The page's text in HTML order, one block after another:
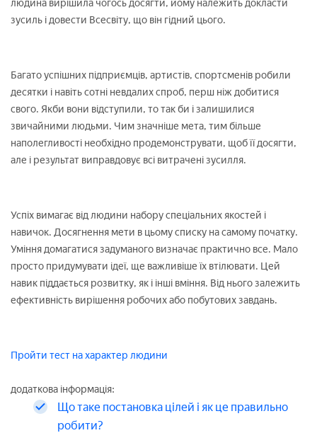
людина вирішила чогось досягти, йому належить докласти
зусиль і довести Всесвіту, що він гідний цього.
Багато успішних підприємців, артистів, спортсменів робили
десятки і навіть сотні невдалих спроб, перш ніж добитися
свого. Якби вони відступили, то так би і залишилися
звичайними людьми. Чим значніше мета, тим більше
наполегливості необхідно продемонструвати, щоб її досягти,
але і результат виправдовує всі витрачені зусилля.
Успіх вимагає від людини набору спеціальних якостей і
навичок. Досягнення мети в цьому списку на самому початку.
Уміння домагатися задуманого визначає практично все. Мало
просто придумувати ідеї, ще важливіше їх втілювати. Цей
навик піддається розвитку, як і інші вміння. Від нього залежить
ефективність вирішення робочих або побутових завдань.
Пройти тест на характер людини
додаткова інформація:
Що таке постановка цілей і як це правильно
робити?